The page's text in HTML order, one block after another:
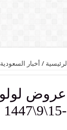
الرئيسية / أخبار السعودية
-15\9\1447 رمضان وأهله